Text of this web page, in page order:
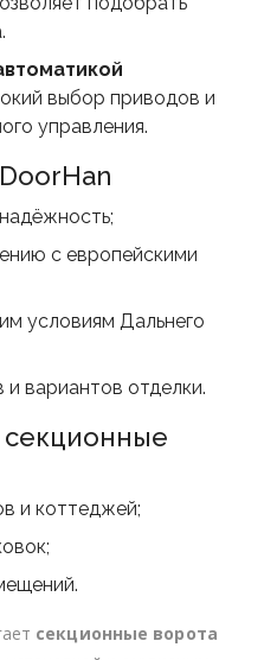
выбор приводов и
управления.
с европейскими
условиям Дальнего
вариантов отделки.
секционные
и коттеджей;
секционные ворота